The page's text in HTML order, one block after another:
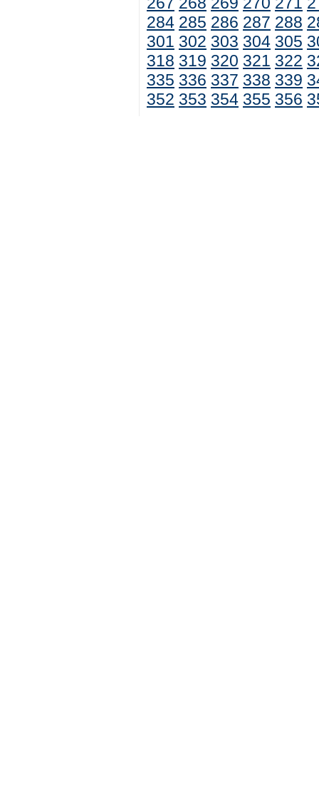
284 285 286 287 288
301 302 303 304 305
318 319 320 321 322
335 336 337 338 339
352 353 354 355 356